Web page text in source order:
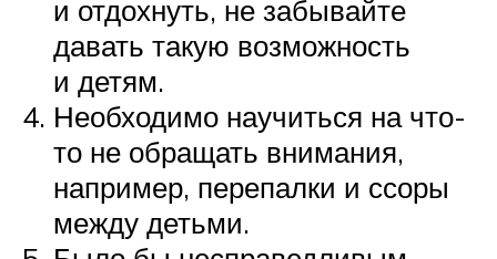
и отдохнуть, не забывайте
давать такую возможность
и детям.
Необходимо научиться на что-
то не обращать внимания,
например, перепалки и ссоры
между детьми.